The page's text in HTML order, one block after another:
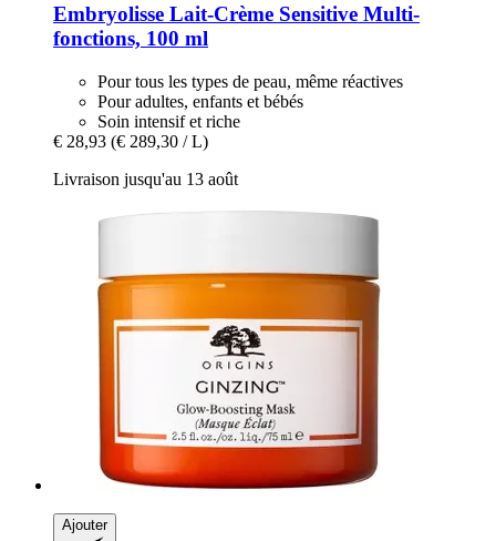
Embryolisse Lait-​Crème Sensitive Multi-​
fonctions, 100 ml
Pour tous les types de peau, même réactives
Pour adultes, enfants et bébés
Soin intensif et riche
€ 28,93 (€ 289,30 / L)
Livraison jusqu'au 13 août
Ajouter